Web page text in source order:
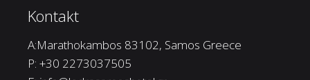
Kontakt
A:Marathokambos 83102, Samos Greece
P: +30 2273037505